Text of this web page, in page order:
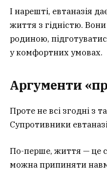
І нарешті, евтаназія
життя з гідністю.
родиною,
у комфортних умовах.
Аргументи
Проте не всі згодні з
Супротивники
По-перше, життя — це
можна припиняти